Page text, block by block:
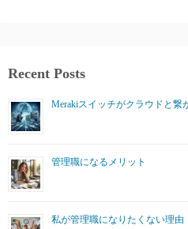
Recent Posts
Merakiスイッチがクラウドと繋
管理職になるメリット
私が管理職になりたくない理由